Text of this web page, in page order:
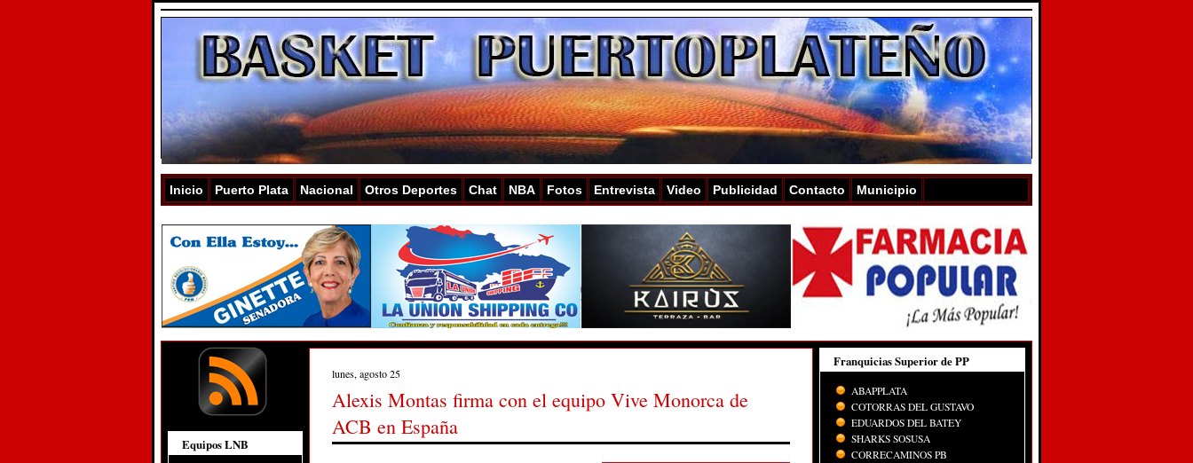
Inicio Puerto Plata Nacional Otros Deportes Chat NBA Fotos Entrevista Video Publicidad Contacto Municipio
Equipos LNB
lunes, agosto 25
Alexis Montas firma con el equipo Vive Monorca de
ACB en España
Franquicias Superior de PP
ABAPPLATA
COTORRAS DEL GUSTAVO
EDUARDOS DEL BATEY
SHARKS SOSUSA
CORRECAMINOS PB